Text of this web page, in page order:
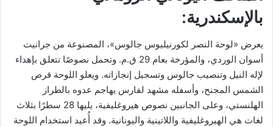
بالإسكندرية:
يعرض «لوحة النصر لكورنيليوس جالوس»، المصنوعة من جرانيت
أسوان الوردي، والمؤرخة بعام 29 ق.م. وتحمل نصوصًا تتعلق بإهداء
لإله النيل وتنصيب جالوس وتسجيل إنجازاته. ويعلو اللوحة قرص
الشمس المجنح، وأسفله مشهد لفارس يهاجم عدوه بالطراز
الهلنستي، وعلى الجانبين نصوص هيروغليفية، يليها 28 سطرًا بثلاث
لغات هي الهيروغليفية واللاتينية واليونانية. وقد أُعيد استخدام اللوحة